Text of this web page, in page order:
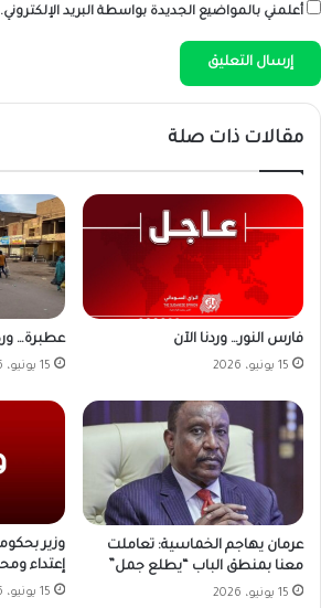
أعلمني بالمواضيع الجديدة بواسطة البريد الإلكتروني.
مقالات ذات صلة
فارس النور… وردنا الآن
15 يونيو، 2026
عطبرة…
15 يونيو، 2026
عرمان يهاجم الخماسية: تعاملت
معنا بمنطق الباب “يطلع جمل”
15 يونيو، 2026
وزير
إعتداء
15 يونيو، 2026